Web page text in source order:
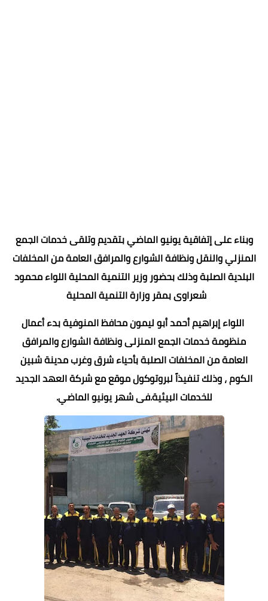
وبناء على إتفاقية يونيو الماضي بتقديم وتلقى خدمات الجمع
المنزلي والنقل ونظافة الشوارع والمرافق العامة من المخلفات
البلدية الصلبة وذلك بحضور وزير التنمية المحلية اللواء محمود
شعراوى بمقر وزارة التنمية المحلية
اللواء إبراهيم أحمد أبو ليمون محافظ المنوفية بدء أعمال
منظومة خدمات الجمع المنزلى ونظافة الشوارع والمرافق
العامة من المخلفات الصلبة بأحياء شرق وغرب مدينة شبين
الكوم ، وذلك تنفيذاً لبروتوكول موقع مع شركة العهد الجديد
للخدمات البيئية.فى شهر يونيو الماضي.